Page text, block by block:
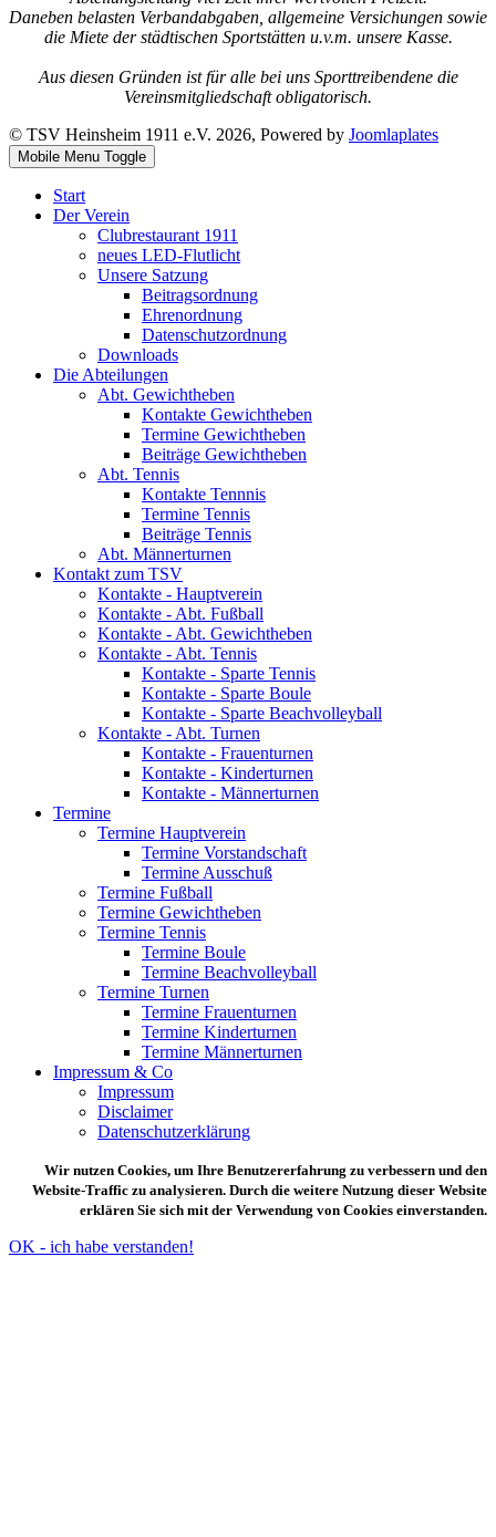
Daneben belasten Verbandabgaben, allgemeine Versichungen sowie
die Miete der städtischen Sportstätten u.v.m. unsere Kasse.
Aus diesen Gründen ist für alle bei uns Sporttreibendene die
Vereinsmitgliedschaft obligatorisch.
© TSV Heinsheim 1911 e.V. 2026, Powered by Joomlaplates
Mobile Menu Toggle
Start
Der Verein
Clubrestaurant 1911
neues LED-Flutlicht
Unsere Satzung
Beitragsordnung
Ehrenordnung
Datenschutzordnung
Downloads
Die Abteilungen
Abt. Gewichtheben
Kontakte Gewichtheben
Termine Gewichtheben
Beiträge Gewichtheben
Abt. Tennis
Kontakte Tennnis
Termine Tennis
Beiträge Tennis
Abt. Männerturnen
Kontakt zum TSV
Kontakte - Hauptverein
Kontakte - Abt. Fußball
Kontakte - Abt. Gewichtheben
Kontakte - Abt. Tennis
Kontakte - Sparte Tennis
Kontakte - Sparte Boule
Kontakte - Sparte Beachvolleyball
Kontakte - Abt. Turnen
Kontakte - Frauenturnen
Kontakte - Kinderturnen
Kontakte - Männerturnen
Termine
Termine Hauptverein
Termine Vorstandschaft
Termine Ausschuß
Termine Fußball
Termine Gewichtheben
Termine Tennis
Termine Boule
Termine Beachvolleyball
Termine Turnen
Termine Frauenturnen
Termine Kinderturnen
Termine Männerturnen
Impressum & Co
Impressum
Disclaimer
Datenschutzerklärung
Wir nutzen Cookies, um Ihre Benutzererfahrung zu verbessern und den
Website-Traffic zu analysieren. Durch die weitere Nutzung dieser Website
erklären Sie sich mit der Verwendung von Cookies einverstanden.
OK - ich habe verstanden!